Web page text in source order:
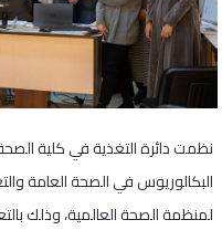
نظمت دائرة التغذية في كلية
البكالوريوس في الصحة العامة
لمنظمة الصحة العالمية، وذلك